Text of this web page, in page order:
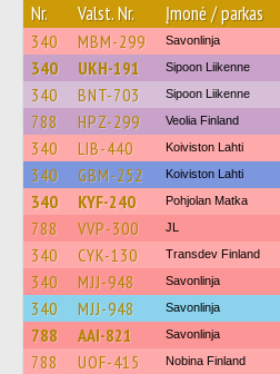
Nr. Valst. Nr. Įmonė / parkas
340 MBM-299 Savonlinja
340 UKH-191 Sipoon Liikenne
340 BNT-703 Sipoon Liikenne
788 HPZ-299 Veolia Finland
340 LIB-440 Koiviston Lahti
340 GBM-252 Koiviston Lahti
340 KYF-240 Pohjolan Matka
788 VVP-300 JL
340 CYK-130 Transdev Finland
340 MJJ-948 Savonlinja
340 MJJ-948 Savonlinja
788 AAI-821 Savonlinja
788 UOF-415 Nobina Finland